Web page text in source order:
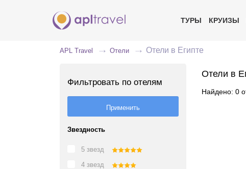
ТУРЫ КРУИЗЫ
APL Travel Отели Отели в Египте
Фильтровать по отелям
Звездность
5 звезд
4 звезд
Отели в
Найдено: 0